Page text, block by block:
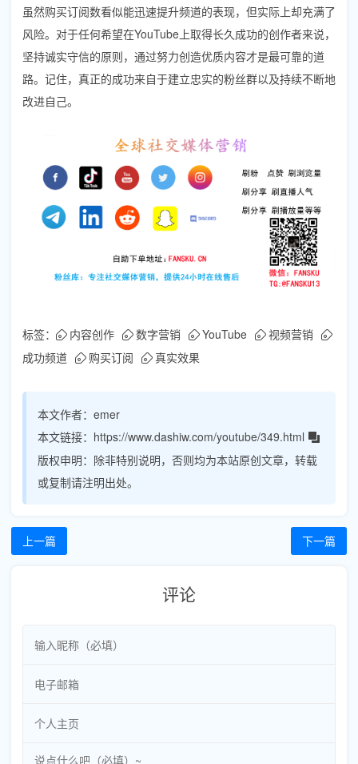
虽然购买订阅数看似能迅速提升频道的表现，但实际上却充满了
风险。对于任何希望在YouTube上取得长久成功的创作者来说，
坚持诚实守信的原则，通过努力创造优质内容才是最可靠的道
路。记住，真正的成功来自于建立忠实的粉丝群以及持续不断地
改进自己。
标签： 内容创作 数字营销 YouTube
视频营销
成功频道
购买订阅 真实效果
本文作者： emer
本文链接： https://www.dashiw.com/youtube/349.html
版权申明： 除非特别说明，否则均为本站原创文章，转载
或复制请注明出处。
上一篇 下一篇
评论